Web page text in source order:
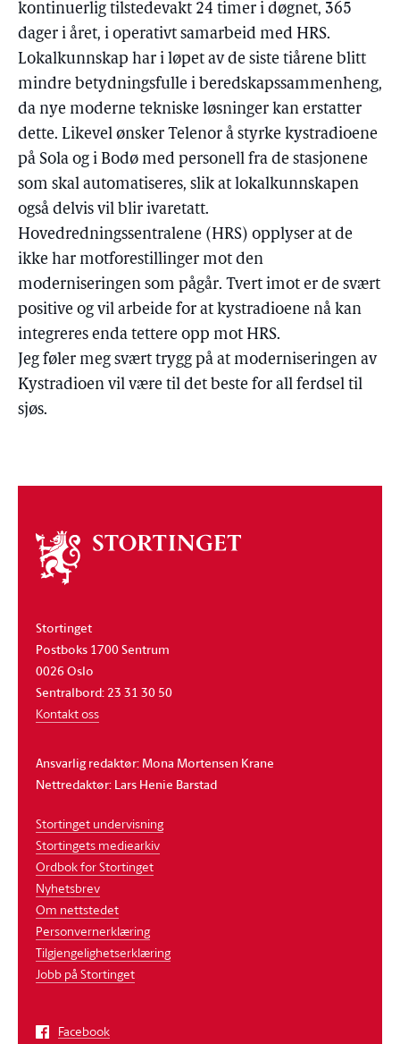
kontinuerlig tilstedevakt 24 timer i døgnet, 365
dager i året, i operativt samarbeid med HRS.
Lokalkunnskap har i løpet av de siste tiårene blitt
mindre betydningsfulle i beredskapssammenheng,
da nye moderne tekniske løsninger kan erstatter
dette. Likevel ønsker Telenor å styrke kystradioene
på Sola og i Bodø med personell fra de stasjonene
som skal automatiseres, slik at lokalkunnskapen
også delvis vil blir ivaretatt.
Hovedredningssentralene (HRS) opplyser at de
ikke har motforestillinger mot den
moderniseringen som pågår. Tvert imot er de svært
positive og vil arbeide for at kystradioene nå kan
integreres enda tettere opp mot HRS.
Jeg føler meg svært trygg på at moderniseringen av
Kystradioen vil være til det beste for all ferdsel til
sjøs.
Om
stortinget
Stortinget
Postboks 1700 Sentrum
0026 Oslo
Sentralbord: 23 31 30 50
Kontakt oss
Ansvarlig redaktør: Mona Mortensen Krane
Nettredaktør: Lars Henie Barstad
Stortinget undervisning
Stortingets mediearkiv
Ordbok for Stortinget
Nyhetsbrev
Om nettstedet
Personvernerklæring
Tilgjengelighetserklæring
Jobb på Stortinget
Facebook